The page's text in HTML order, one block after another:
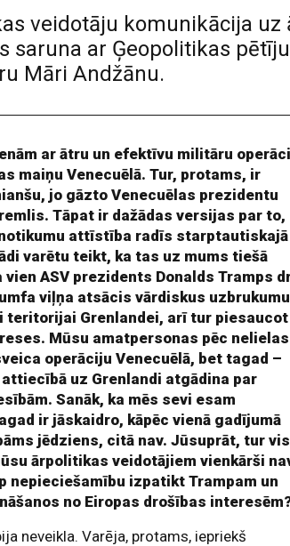
veidotāju komunikācija
saruna ar Ģeopolitikas
Māri Andžānu.
ar ātru un efektīvu militāru
maiņu Venecuēlā. Tur, protams, ir
jo gāzto Venecuēlas prezidentu
Tāpat ir dažādas versijas par to,
attīstība radīs starptautiskajā
varētu teikt, ka tas uz mums tiešā
ASV prezidents Donalds Tramps
viļņa atsācis vārdiskus
teritorijai Grenlandei, arī tur piesaucot
Mūsu amatpersonas pēc nelielas
operāciju Venecuēlā, bet tagad –
uz Grenlandi atgādina par
Sanāk, ka mēs sevi esam
ir jāskaidro, kāpēc vienā gadījumā
jēdziens, citā nav. Jūsuprāt, tur
ārpolitikas veidotājiem vienkārši
nepieciešamību izpatikt Trampam un
no Eiropas drošības
neveikla. Varēja, protams, iepriekš